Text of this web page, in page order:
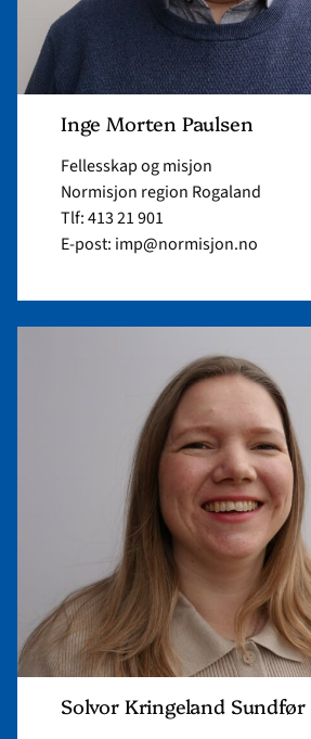
Inge Morten Paulsen
Fellesskap og misjon
Normisjon region Rogaland
Tlf: 413 21 901
E-post: imp@normisjon.no
Solvor Kringeland Sundfør
article
"Solvor
Kringeland
Sundfør"